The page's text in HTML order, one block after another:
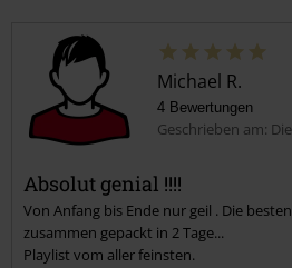
Adios (Live Konzert)
Baja (Live Konzert)
25. Abspann (Live Konzert)
Disc 3
1. Abschied (Making Of / Behind The
2. Crew (Making Of / Behind The Scenes)
Michael R.
4 Bewertungen
Geschrieben am:
Absolut genial !!!!
Von Anfang bis Ende nur geil . Die
zusammen gepackt in 2 Tage...
Playlist vom aller feinsten.